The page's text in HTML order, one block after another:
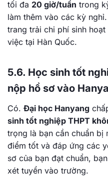
tối đa 20 giờ/tuần trong
làm thêm vào các kỳ
trang trải chi phí sinh
việc tại Hàn Quốc.
5.6. Học sinh tốt
nộp hồ sơ vào
Có. Đại học Hanyang
sinh tốt nghiệp THPT
trọng là bạn cần chuẩn
điểm tốt và đáp ứng các
sơ của bạn đạt chuẩn,
xét tuyển vào trường.